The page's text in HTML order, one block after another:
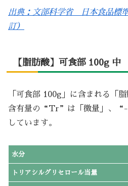
出典：文部科学省 日本食品標
訂）
【脂肪酸】可食部 100g 中
「可食部 100g」に含まれる「
含有量の“Tr”は「微量」、“-
しています。
水分
トリアシルグリセロール当量